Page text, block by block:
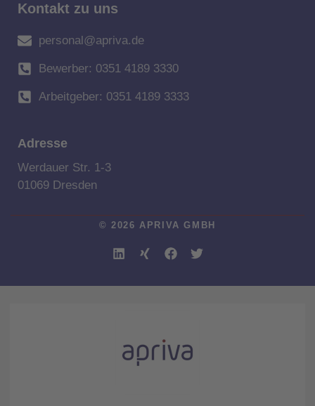
Kontakt zu uns
personal@apriva.de
Bewerber: 0351 4189 3330
Arbeitgeber: 0351 4189 3333
Adresse
Werdauer Str. 1-3
01069 Dresden
© 2026 APRIVA GMBH